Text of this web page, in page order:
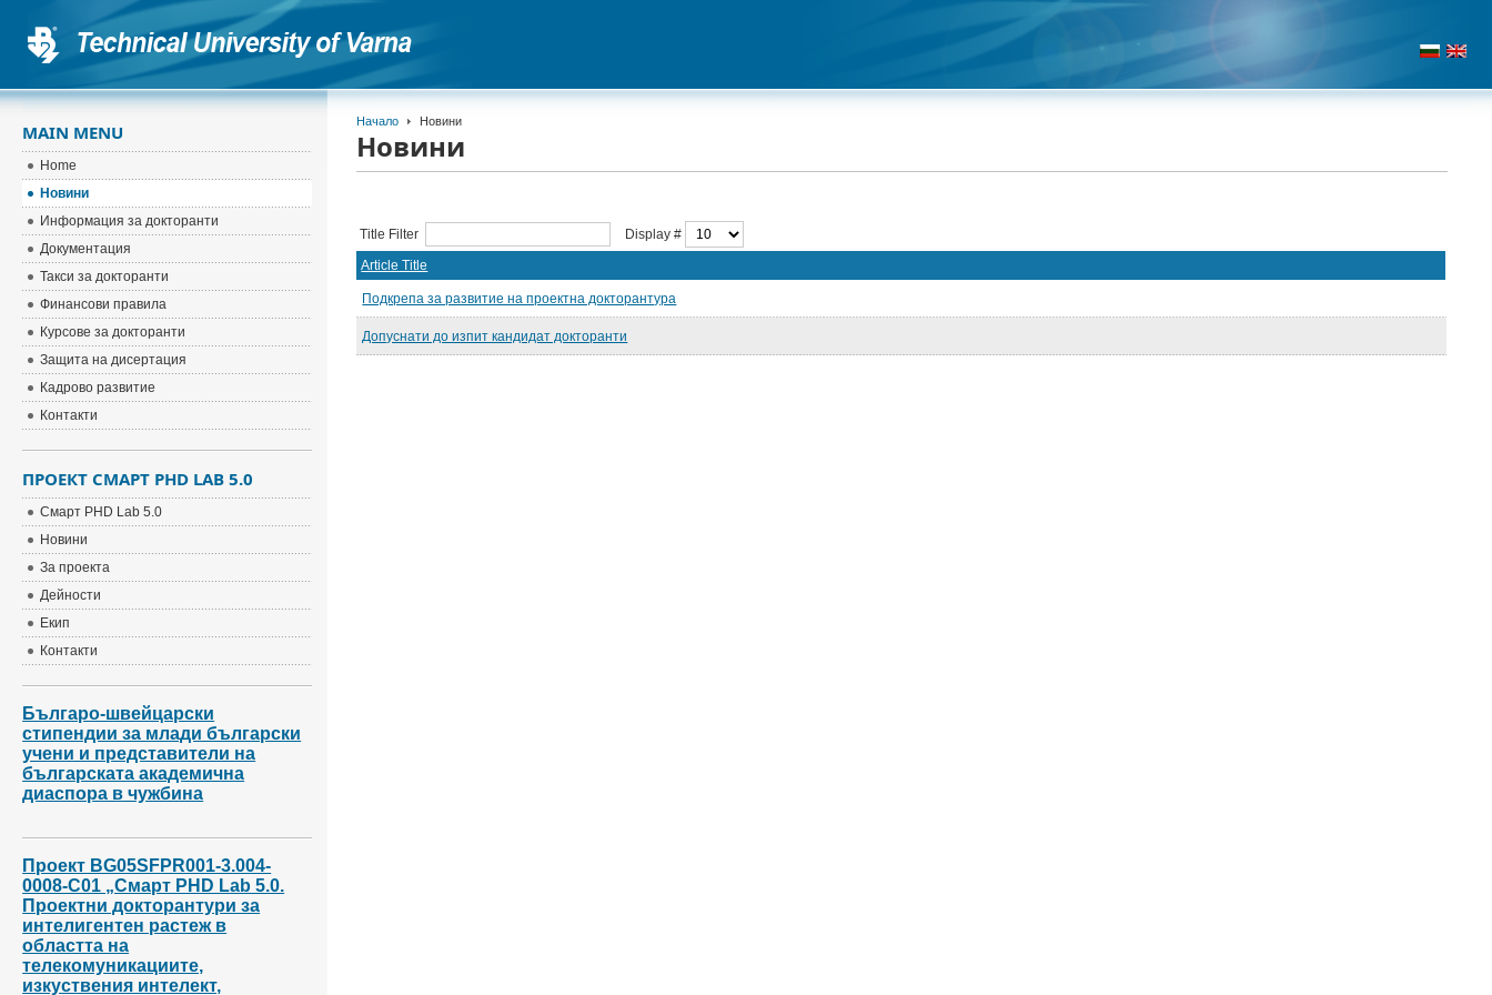
Начало Новини
Новини
Title Filter
Display #
Article Title
Подкрепа за развитие на проектна докторантура
Допуснати до изпит кандидат докторанти
MAIN MENU
Home
Новини
Информация за докторанти
Документация
Такси за докторанти
Финансови правила
Курсове за докторанти
Защита на дисертация
Кадрово развитие
Контакти
ПРОЕКТ СМАРТ PHD LAB 5.0
Смарт PHD Lab 5.0
Новини
За проекта
Дейности
Екип
Контакти
Българо-швейцарски
стипендии за млади български
учени и представители на
българската академична
диаспора в чужбина
Проект BG05SFPR001-3.004-
0008-С01 „Смарт PHD Lab 5.0.
Проектни докторантури за
интелигентен растеж в
областта на
телекомуникациите,
изкуствения интелект,